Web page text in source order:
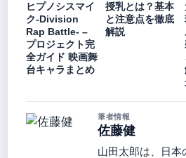
ヒプノシスマイ
ク-Division
Rap Battle- –
プロジェクト完
全ガイド 映画舞
台キャラまとめ
授乳とは？基本
と注意点を徹底
解説
筆者情報
佐藤健
山田太郎は、日